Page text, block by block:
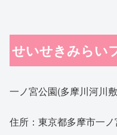
せいせきみらい
一ノ宮公園(多摩川河川
住所：東京都多摩市一